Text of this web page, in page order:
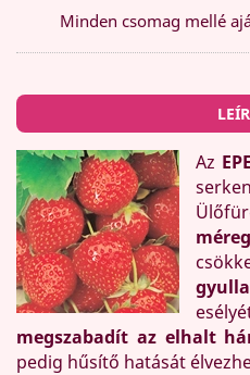
Minden csomag mellé
Az
megszabadít az elhalt
pedig hűsítő hatását